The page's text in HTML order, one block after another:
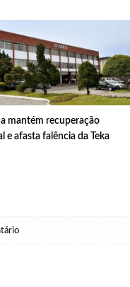
mantém recuperação
e afasta falência da Teka